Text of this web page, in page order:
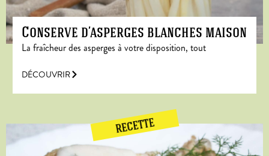
Conserve d’asperges blanches maison
La fraîcheur des asperges à votre disposition, tout
DÉCOUVRIR
RECETTE